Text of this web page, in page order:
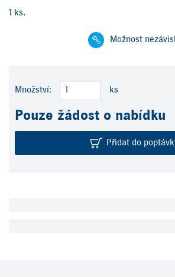
1 ks.
Možnost
Množství: ks
Pouze žádost o nabídku
Přidat do